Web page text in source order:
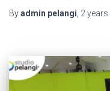
Byadmin pelangi, 2 years